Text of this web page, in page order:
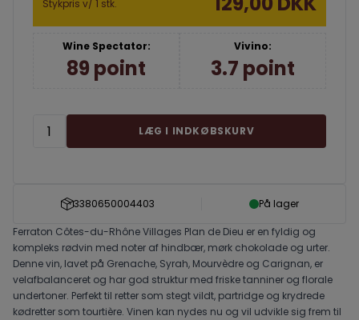
3380650004403 På lager
Ferraton Côtes-du-Rhône Villages Plan de Dieu er en fyldig og
kompleks rødvin med noter af hindbær, mørk chokolade og urter.
Denne vin, lavet på Grenache, Syrah, Mourvèdre og Carignan, er
velafbalanceret og har god struktur med friske tanniner og florale
undertoner. Perfekt til retter som stegt vildt, partridge og krydrede
kødretter som tourtière. Vinen kan nydes nu og vil udvikle sig frem til
Stykpris v/ 1 stk.
Wine Spectator:
89 point
Vivino:
3.7 point
LÆG I INDKØBSKURV